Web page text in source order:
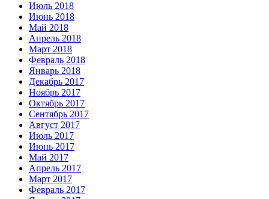
Июль 2018
Июнь 2018
Май 2018
Апрель 2018
Март 2018
Февраль 2018
Январь 2018
Декабрь 2017
Ноябрь 2017
Октябрь 2017
Сентябрь 2017
Август 2017
Июль 2017
Июнь 2017
Май 2017
Апрель 2017
Март 2017
Февраль 2017